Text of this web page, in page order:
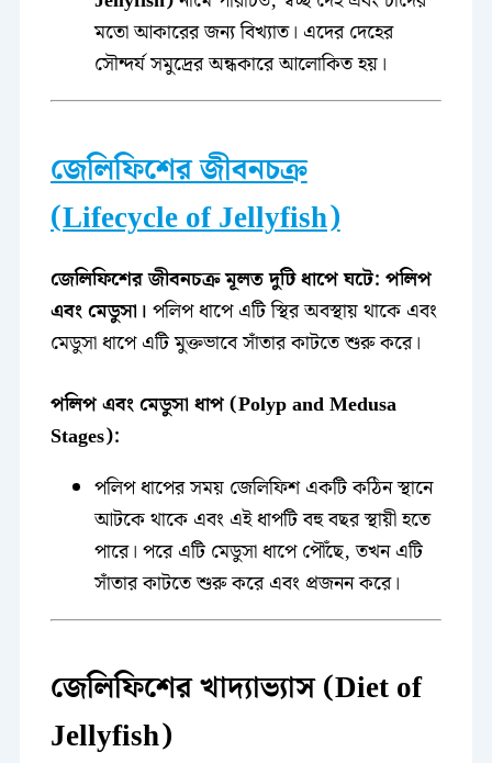
মতো আকারের জন্য বিখ্যাত। এদের দেহের
সৌন্দর্য সমুদ্রের অন্ধকারে আলোকিত হয়।
জেলিফিশের জীবনচক্র
(Lifecycle of Jellyfish)
জেলিফিশের জীবনচক্র মূলত দুটি ধাপে ঘটে: পলিপ
এবং মেডুসা। পলিপ ধাপে এটি স্থির অবস্থায় থাকে এবং
মেডুসা ধাপে এটি মুক্তভাবে সাঁতার কাটতে শুরু করে।
পলিপ এবং মেডুসা ধাপ (Polyp and Medusa
Stages):
পলিপ ধাপের সময় জেলিফিশ একটি কঠিন স্থানে
আটকে থাকে এবং এই ধাপটি বহু বছর স্থায়ী হতে
পারে। পরে এটি মেডুসা ধাপে পৌঁছে, তখন এটি
সাঁতার কাটতে শুরু করে এবং প্রজনন করে।
জেলিফিশের খাদ্যাভ্যাস (Diet of
Jellyfish)